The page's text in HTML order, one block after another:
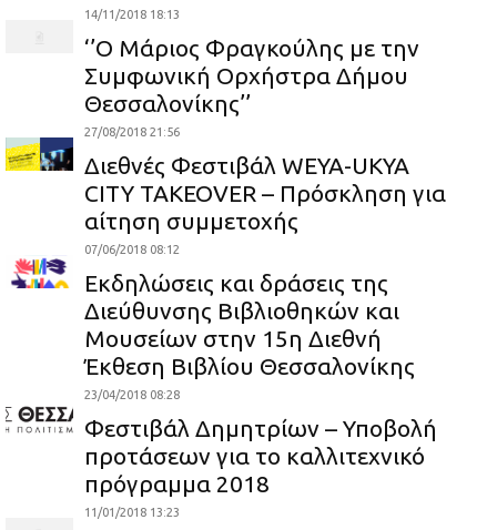
14/11/2018 18:13
‘’Ο Μάριος Φραγκούλης με την
Συμφωνική Ορχήστρα Δήμου
Θεσσαλονίκης’’
27/08/2018 21:56
Διεθνές Φεστιβάλ WEYA-UKYA
CITY TAKEOVER – Πρόσκληση για
αίτηση συμμετοχής
07/06/2018 08:12
Εκδηλώσεις και δράσεις της
Διεύθυνσης Βιβλιοθηκών και
Μουσείων στην 15η Διεθνή
Έκθεση Βιβλίου Θεσσαλονίκης
23/04/2018 08:28
Φεστιβάλ Δημητρίων – Υποβολή
προτάσεων για το καλλιτεχνικό
πρόγραμμα 2018
11/01/2018 13:23